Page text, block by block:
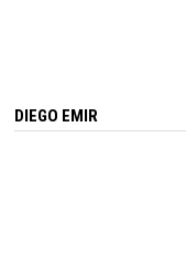
DIEGO EMIR